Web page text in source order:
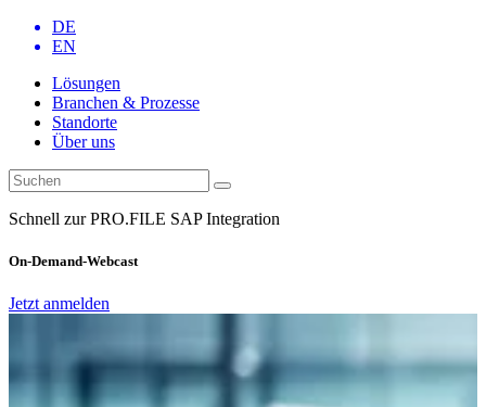
DE
EN
Lösungen
Branchen & Prozesse
Standorte
Über uns
Schnell zur PRO.FILE SAP Integration
On-Demand-Webcast
Jetzt anmelden